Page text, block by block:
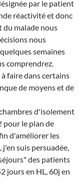
par le patient
réactivité et donc
du malade nous
nous
semaines
comprendrez.
faire dans certains
de moyens et de
d'isolement
pour le plan de
d'améliorer les
suis persuadée,
des patients
jours en HL, 60j en